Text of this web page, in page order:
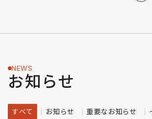
NEWS
お知らせ
すべて お知らせ 重要なお知らせ